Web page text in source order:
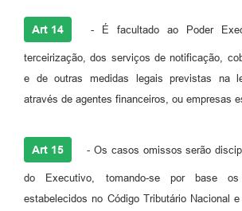
Art 14 - É facultado ao Poder
terceirização, dos serviços de notificação,
e de outras medidas legais previstas na
através de agentes financeiros, ou empresas
Art 15 - Os casos omissos serão
do Executivo, tomando-se por base os
estabelecidos no Código Tributário Nacional